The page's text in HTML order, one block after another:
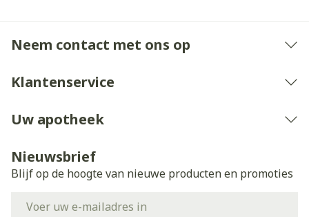
Neem contact met ons op
Klantenservice
Uw apotheek
Nieuwsbrief
Blijf op de hoogte van nieuwe producten en promoties